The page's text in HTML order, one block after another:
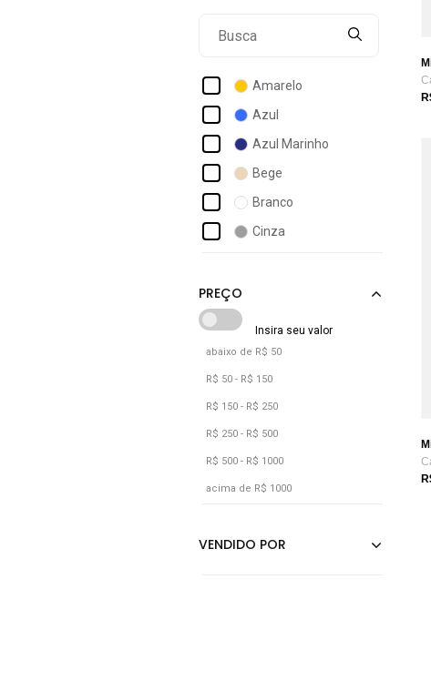
Activitta
Amarelo
Azul
Azul Marinho
Bege
Branco
Cinza
Rosa
Roxo
Verde
Vermelho
abaixo de R$ 50
R$ 50 - R$ 150
R$ 150 - R$ 250
R$ 250 - R$ 500
R$ 500 - R$ 1000
acima de R$ 1000